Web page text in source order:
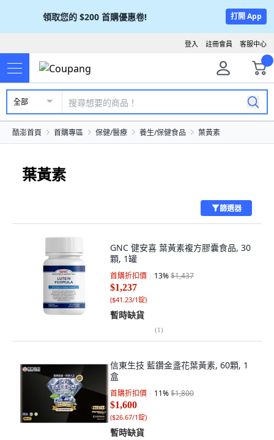
領取您的 $200 首購優惠卷! 打開 App
客服中心
註冊會員
登入
全部
酷澎首頁 首購專區 保健/醫療 養生/保健食品 葉黃素
葉黃素
篩選器
GNC 健安喜 葉黃素複方膠囊食品, 30
顆, 1罐
首購折扣價 13%$1,437
$1,237
($41.23/1錠)
暫時缺貨
(1)
信東生技 藍鑽金盞花葉黃素, 60顆, 1
盒
首購折扣價 11%$1,800
$1,600
($26.67/1錠)
暫時缺貨